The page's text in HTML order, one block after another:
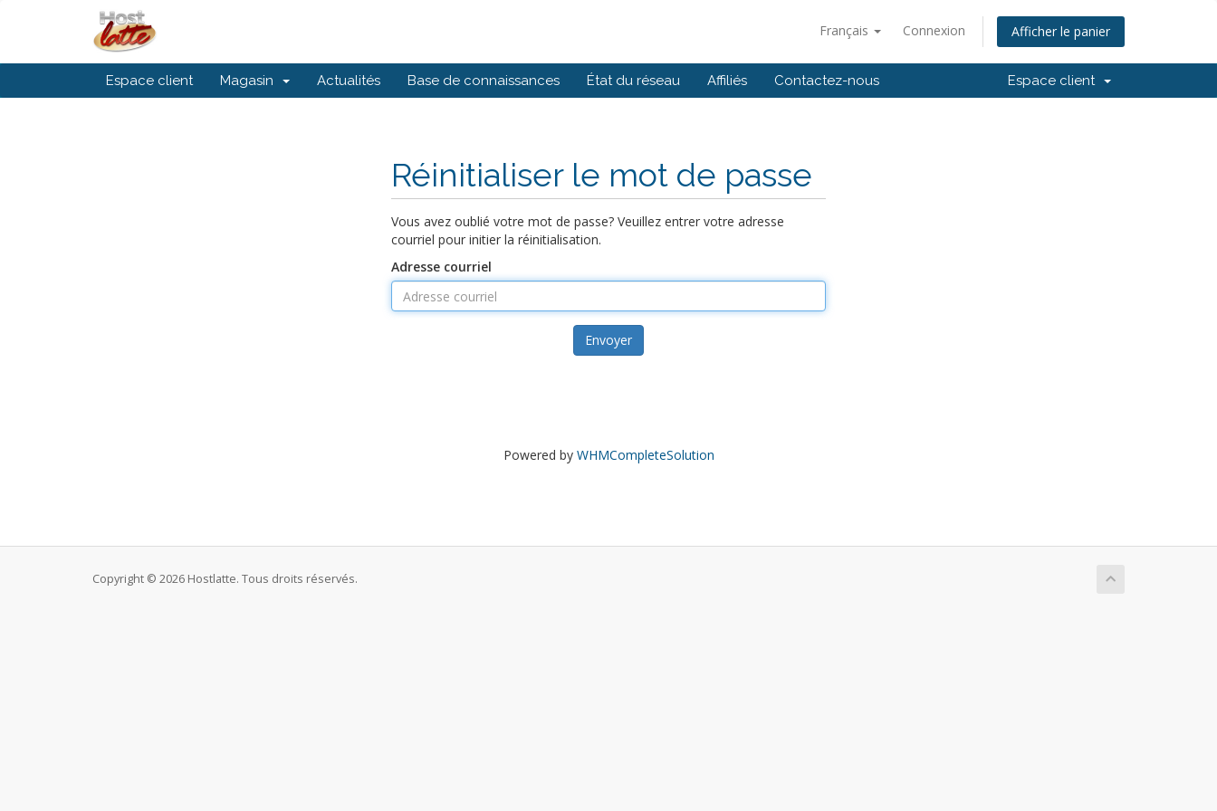
Français Connexion Afficher le panier
Espace client Magasin Actualités Base de connaissances État du réseau Affiliés Contactez-nous Espace client
Réinitialiser le mot de passe
Vous avez oublié votre mot de passe? Veuillez entrer votre adresse
courriel pour initier la réinitialisation.
Adresse courriel
Envoyer
Powered by WHMCompleteSolution
Copyright © 2026 Hostlatte. Tous droits réservés.